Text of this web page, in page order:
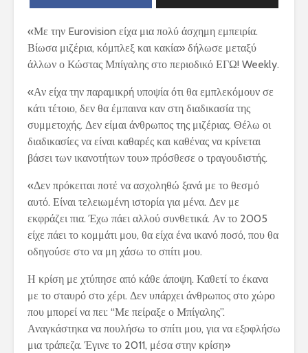
«Με την Eurovision είχα μια πολύ άσχημη εμπειρία.
Βίωσα μιζέρια, κόμπλεξ και κακία» δήλωσε μεταξύ
άλλων ο Κώστας Μπίγαλης στο περιοδικό ΕΓΩ! Weekly.
«Αν είχα την παραμικρή υποψία ότι θα εμπλεκόμουν σε
κάτι τέτοιο, δεν θα έμπαινα καν στη διαδικασία της
συμμετοχής. Δεν είμαι άνθρωπος της μιζέριας. Θέλω οι
διαδικασίες να είναι καθαρές και καθένας να κρίνεται
βάσει των ικανοτήτων του» πρόσθεσε ο τραγουδιστής.
«Δεν πρόκειται ποτέ να ασχοληθώ ξανά με το θεσμό
αυτό. Είναι τελειωμένη ιστορία για μένα. Δεν με
εκφράζει πια. Έχω πάει αλλού συνθετικά. Αν το 2005
είχε πάει το κομμάτι μου, θα είχα ένα ικανό ποσό, που θα
οδηγούσε στο να μη χάσω το σπίτι μου.
Η κρίση με χτύπησε από κάθε άποψη. Καθετί το έκανα
με το σταυρό στο χέρι. Δεν υπάρχει άνθρωπος στο χώρο
που μπορεί να πει: “Με πείραξε ο Μπίγαλης”.
Αναγκάστηκα να πουλήσω το σπίτι μου, για να εξοφλήσω
μια τράπεζα. Έγινε το 2011, μέσα στην κρίση»